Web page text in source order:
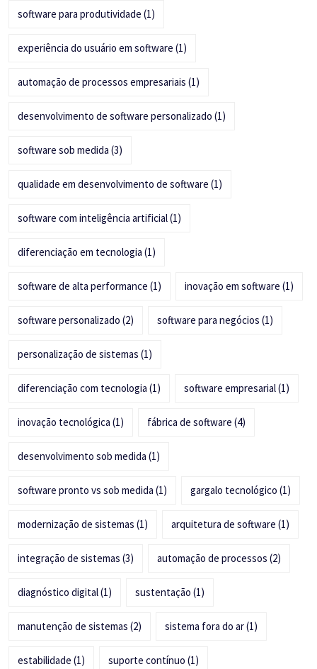
software para produtividade (1)
experiência do usuário em software (1)
automação de processos empresariais (1)
desenvolvimento de software personalizado (1)
software sob medida (3)
qualidade em desenvolvimento de software (1)
software com inteligência artificial(1)
diferenciação em tecnologia (1)
software de alta performance (1) inovação em software (1)
software personalizado (2) software para negócios (1)
personalização de sistemas (1)
diferenciação com tecnologia (1) software empresarial(1)
inovação tecnológica (1) fábrica de software (4)
desenvolvimento sob medida (1)
software pronto vs sob medida (1) gargalo tecnológico (1)
modernização de sistemas (1) arquitetura de software (1)
integração de sistemas (3) automação de processos (2)
diagnóstico digital(1) sustentação (1)
manutenção de sistemas (2) sistema fora do ar(1)
estabilidade (1) suporte contínuo (1)